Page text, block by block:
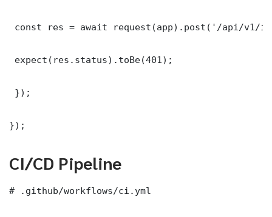
const res = await request(app).post('/api/v1/
expect(res.status).toBe(401);
});
});
CI/CD Pipeline
# .github/workflows/ci.yml